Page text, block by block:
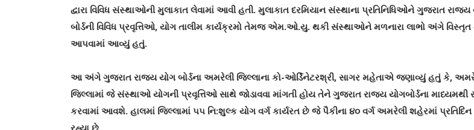
દ્વારા વિવિધ સંસ્થાઓની મુલાકાત લેવામાં આવી હતી. મુલાકાત દરમિયાન સંસ્થાના પ્રતિનિધિઓને ગુજરાત રાજ્ય
બોર્ડની વિવિધ પ્રવૃત્તિઓ, યોગ તાલીમ કાર્યક્રમો તેમજ એમ.ઓ.યુ. થકી સંસ્થાઓને મળનારા લાભો અંગે વિસ્તૃત
આપવામાં આવ્યું હતું.
આ અંગે ગુજરાત રાજ્ય યોગ બોર્ડના અમરેલી જિલ્લાના કો-ઓર્ડિનેટરશ્રી, સાગર મહેતાએ જણાવ્યું હતું કે,
જિલ્લામાં જે સંસ્થાઓ યોગની પ્રવૃત્તિઓ સાથે જોડાવવા માંગતી હોય તેને ગુજરાત રાજ્ય યોગબોર્ડના માધ્યમથી
કરવામાં આવશે. હાલમાં જિલ્લામાં ૫૫ નિ:શુલ્ક યોગ વર્ગ કાર્યરત છે જે પૈકીના ૪૦ વર્ગ અમરેલી શહેરમાં